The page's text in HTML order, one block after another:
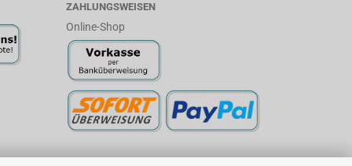
ZAHLUNGSWEISEN
Online-Shop